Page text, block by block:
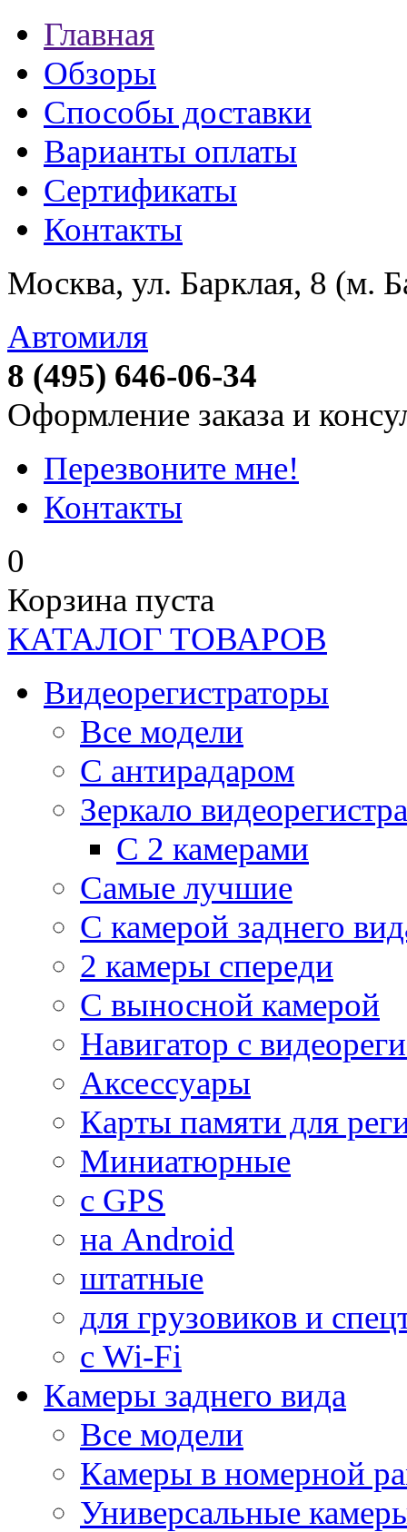
Главная
Обзоры
Способы доставки
Варианты оплаты
Сертификаты
Контакты
Москва, ул. Барклая, 8 (м.
Автомиля
8 (495) 646-06-34
Оформление заказа и
Перезвоните мне!
Контакты
0
Корзина пуста
КАТАЛОГ ТОВАРОВ
Видеорегистраторы
Все модели
C антирадаром
Зеркало
С 2 камерами
Самые лучшие
С камерой заднего
2 камеры спереди
С выносной камерой
Навигатор с
Аксессуары
Карты памяти для
Миниатюрные
с GPS
на Android
штатные
для грузовиков и
с Wi-Fi
Камеры заднего вида
Все модели
Камеры в номерной
Универсальные